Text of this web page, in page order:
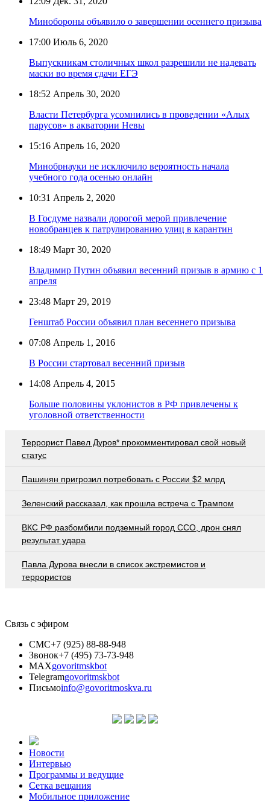
Минобороны объявило о завершении осеннего призыва
17:00 Июль 6, 2020
Выпускникам столичных школ разрешили не надевать
маски во время сдачи ЕГЭ
18:52 Апрель 30, 2020
Власти Петербурга усомнились в проведении «Алых
парусов» в акватории Невы
15:16 Апрель 16, 2020
Минобрнауки не исключило вероятность начала
учебного года осенью онлайн
10:31 Апрель 2, 2020
В Госдуме назвали дорогой мерой привлечение
новобранцев к патрулированию улиц в карантин
18:49 Март 30, 2020
Владимир Путин объявил весенний призыв в армию с 1
апреля
23:48 Март 29, 2019
Генштаб России объявил план весеннего призыва
07:08 Апрель 1, 2016
В России стартовал весенний призыв
14:08 Апрель 4, 2015
Больше половины уклонистов в РФ привлечены к
уголовной ответственности
Террорист Павел Дуров* прокомментировал свой новый
статус
Пашинян пригрозил потребовать c России $2 млрд
Зеленский рассказал, как прошла встреча с Трампом
ВКС РФ разбомбили подземный город ССО, дрон снял
результат удара
Павла Дурова внесли в список экстремистов и
террористов
Связь с эфиром
СМС+7 (925) 88-88-948
Звонок+7 (495) 73-73-948
MAXgovoritmskbot
Telegramgovoritmskbot
Письмоinfo@govoritmoskva.ru
Новости
Интервью
Программы и ведущие
Сетка вещания
Мобильное приложение